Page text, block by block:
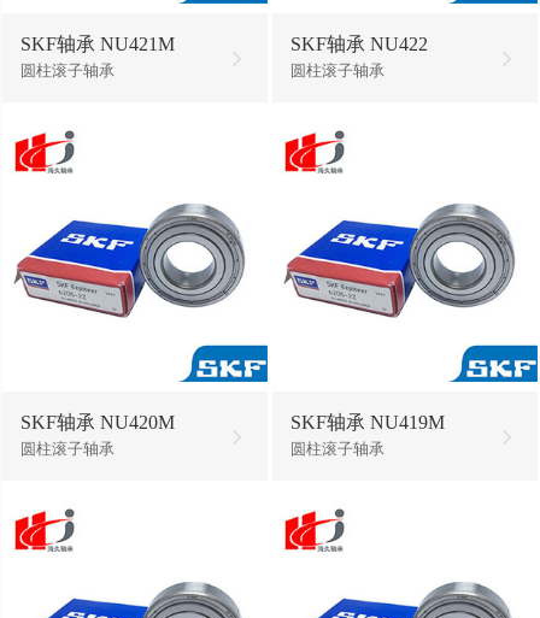
SKF轴承 NU421M
圆柱滚子轴承
SKF轴承 NU422
圆柱滚子轴承
SKF轴承 NU420M
圆柱滚子轴承
SKF轴承 NU419M
圆柱滚子轴承